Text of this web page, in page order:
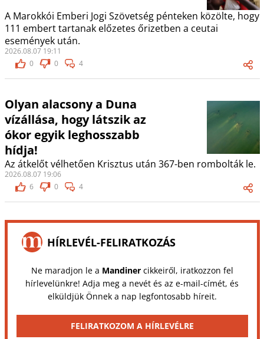
A Marokkói Emberi Jogi Szövetség pénteken közölte, hogy
111 embert tartanak előzetes őrizetben a ceutai
események után.
2026.08.07 19:11
0
0 4
Olyan alacsony a Duna
vízállása, hogy látszik az
ókor egyik leghosszabb
hídja!
Az átkelőt vélhetően Krisztus után 367-ben rombolták le.
2026.08.07 19:06
6
0 4
HÍRLEVÉL-FELIRATKOZÁS
Ne maradjon le a Mandinercikkeiről, iratkozzon fel
hírlevelünkre! Adja meg a nevét és az e-mail-címét, és
elküldjük Önnek a nap legfontosabb híreit.
FELIRATKOZOM A HÍRLEVÉLRE